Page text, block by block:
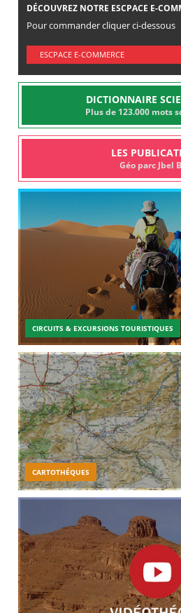
DÉCOUVREZ NOTRE ESCPACE E-
Pour commander cliquer ci-dessous
ESCPACE E-COMMERCE
DICTIONNAIRE
Plus de 123.000 mots
LES
Géo parc Jbel
CIRCUITS & EXCURSIONS TOURISTIQUES
CARTOTHÉQUES